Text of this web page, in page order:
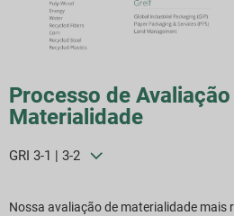
Processo de
Materialidade
GRI 3-1 | 3-2
Nossa avaliação de materialidade mais